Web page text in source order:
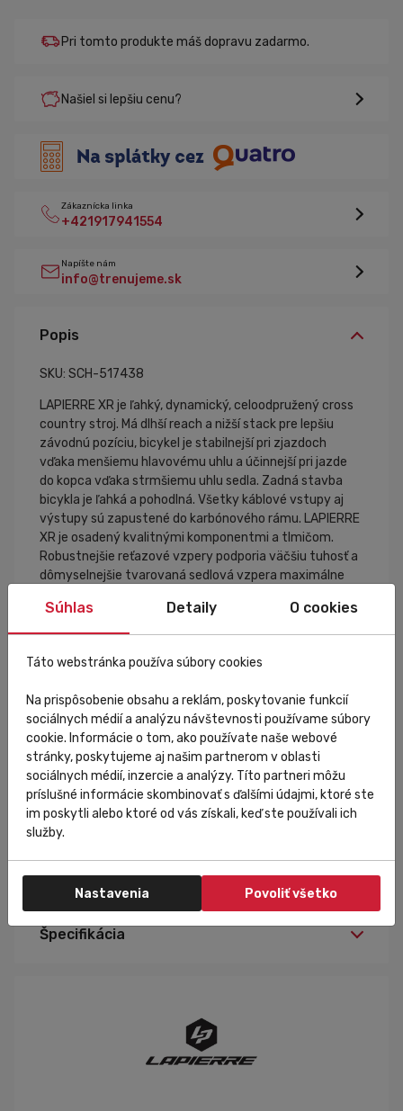
Pri tomto produkte máš dopravu zadarmo.
Našiel si lepšiu cenu?
Zákaznícka linka
+421917941554
Napíšte nám
info@trenujeme.sk
Popis
SKU: SCH-517438
LAPIERRE XR je ľahký, dynamický, celoodpružený cross
country stroj. Má dlhší reach a nižší stack pre lepšiu
závodnú pozíciu, bicykel je stabilnejší pri zjazdoch
vďaka menšiemu hlavovému uhlu a účinnejší pri jazde
do kopca vďaka strmšiemu uhlu sedla. Zadná stavba
bicykla je ľahká a pohodlná. Všetky káblové vstupy aj
výstupy sú zapustené do karbónového rámu. LAPIERRE
XR je osadený kvalitnými komponentmi a tlmičom.
Robustnejšie reťazové vzpery podporia väčšiu tuhosť a
dômyselnejšie tvarovaná sedlová vzpera maximálne
nižšiu hmotnosť rámu
• Moderná a športová XC geometria, 100 mm / 100 mm
zdvih
• Kratší reach a uhol hlavovej trubky 67°
• Super kompaktné a ľahké vahadlo
• Ľahké vodítko reťaze zabraňuje spadnutiu reťaze
• Gumová ochrana reťazovej vzpery
• Príprava na dva košíky
Špecifikácia
Súhlas Detaily O cookies
Táto webstránka používa súbory cookies
Na prispôsobenie obsahu a reklám, poskytovanie funkcií
sociálnych médií a analýzu návštevnosti používame súbory
cookie. Informácie o tom, ako používate naše webové
stránky, poskytujeme aj našim partnerom v oblasti
sociálnych médií, inzercie a analýzy. Títo partneri môžu
príslušné informácie skombinovať s ďalšími údajmi, ktoré ste
im poskytli alebo ktoré od vás získali, keď ste používali ich
služby.
Nastavenia Povoliť všetko